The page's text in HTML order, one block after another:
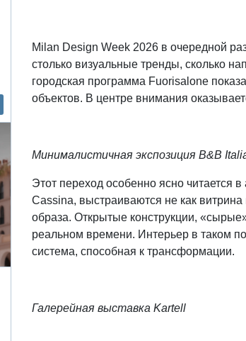
Milan Design Week 2026 в очередной
столько визуальные тренды, сколько
городская программа Fuorisalone
объектов. В центре внимания
Минималистичная экспозиция B&B
Этот переход особенно ясно читается
Cassina, выстраиваются не как
образа. Открытые конструкции,
реальном времени. Интерьер в таком
система, способная к трансформации.
Галерейная выставка Kartell